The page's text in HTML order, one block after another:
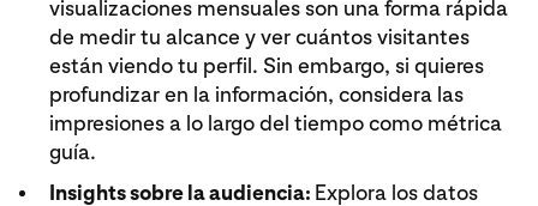
visualizaciones mensuales son una forma rápida
de medir tu alcance y ver cuántos visitantes
están viendo tu perfil. Sin embargo, si quieres
profundizar en la información, considera las
impresiones a lo largo del tiempo como métrica
guía.
Insights sobre la audiencia: Explora los datos